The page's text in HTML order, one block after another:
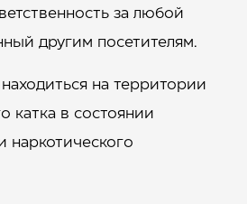
за любой
другим посетителям.
на территории
катка в состоянии
наркотического